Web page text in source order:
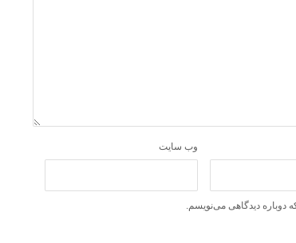
وب‌ سایت
دوباره دیدگاهی می‌نویسم.